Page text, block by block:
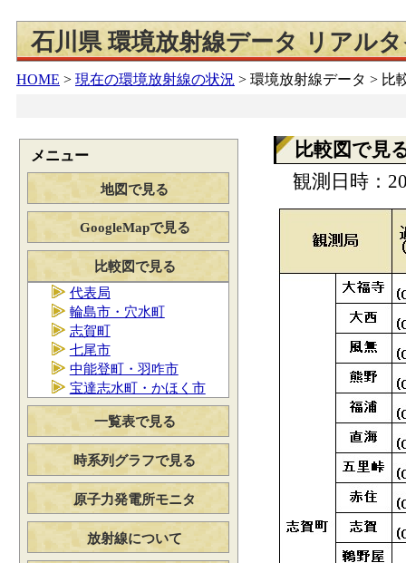
石川県 環境放射線データ リアル
HOME > 現在の環境放射線の状況 > 環境放射線データ > 比
メニュー
地図で見る
GoogleMapで見る
比較図で見る
代表局
輪島市・穴水町
志賀町
七尾市
中能登町・羽咋市
宝達志水町・かほく市
一覧表で見る
時系列グラフで見る
原子力発電所モニタ
放射線について
比較図で見
観測日時：